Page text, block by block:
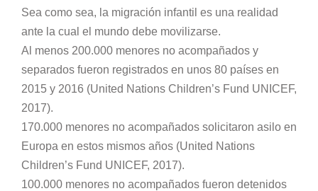
Sea como sea, la migración infantil es una realidad
ante la cual el mundo debe movilizarse.
Al menos 200.000 menores no acompañados y
separados fueron registrados en unos 80 países en
2015 y 2016 (United Nations Children’s Fund UNICEF,
2017).
170.000 menores no acompañados solicitaron asilo en
Europa en estos mismos años (United Nations
Children’s Fund UNICEF, 2017).
100.000 menores no acompañados fueron detenidos